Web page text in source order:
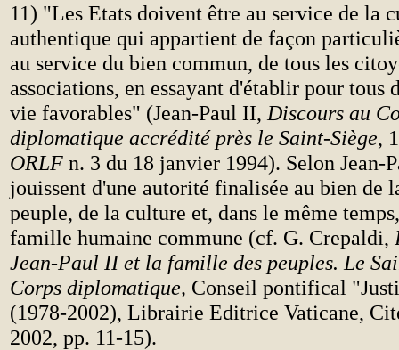
11) "Les Etats doivent être au service de la
authentique qui appartient de façon
au service du bien commun, de tous les
associations, en essayant d'établir pour tous
vie favorables" (Jean-Paul II, Discours au
diplomatique accrédité près le Saint-Siège,
ORLF n. 3 du 18 janvier 1994). Selon Jean-
jouissent d'une autorité finalisée au bien de
peuple, de la culture et, dans le même
famille humaine commune (cf. G. Crepaldi,
Jean-Paul II et la famille des peuples. Le
Corps diplomatique, Conseil pontifical
(1978-2002), Librairie Editrice Vaticane,
2002, pp. 11-15).